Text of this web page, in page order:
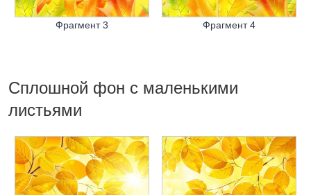
Фрагмент 3 Фрагмент 4
Сплошной фон с маленькими
листьями